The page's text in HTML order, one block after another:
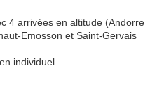
4 arrivées en altitude (Andorre
Emosson et Saint-Gervais
individuel